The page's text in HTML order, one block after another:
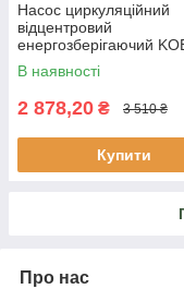
Насос циркуляційний
відцентровий
енергозберігаючий
KP.N25/4-180 з гайками,
кабелем і вилкою
В наявності
2 878,20 ₴ 3 510 ₴
Купити
Про нас